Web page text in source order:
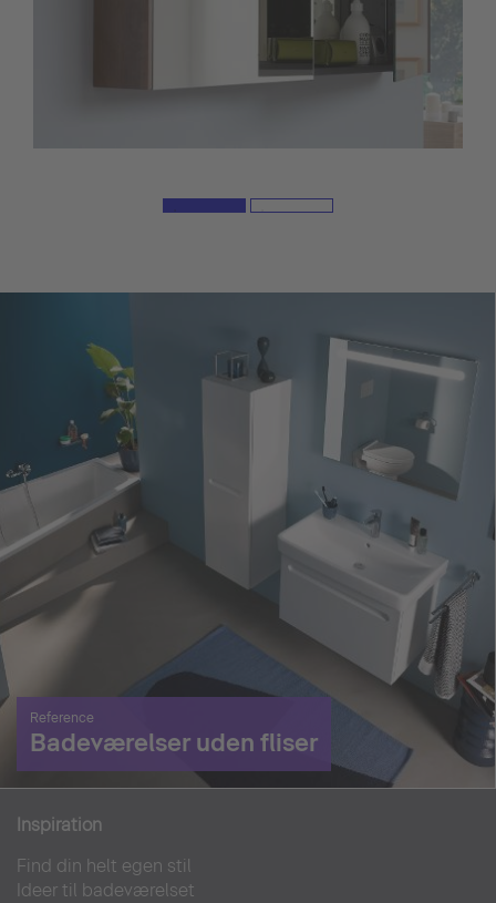
Reference
Badeværelser uden fliser
Inspiration
Find din helt egen stil
Ideer til badeværelset